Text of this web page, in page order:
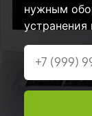
нужным